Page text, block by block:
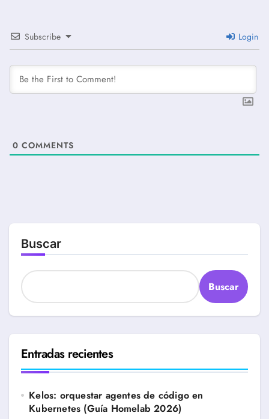
Subscribe Login
0 COMMENTS
Buscar
Buscar
Entradas recientes
Kelos: orquestar agentes de código en
Kubernetes (Guía Homelab 2026)